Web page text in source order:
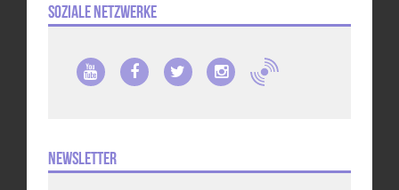
Soziale Netzwerke
Newsletter